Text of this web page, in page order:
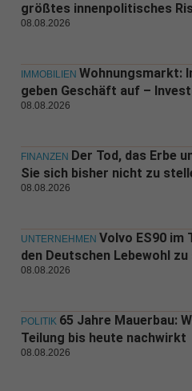
größtes innenpolitisches
08.08.2026
IMMOBILIEN Wohnungsmarkt:
geben Geschäft auf –
08.08.2026
FINANZEN Der Tod, das Erbe
Sie sich bisher nicht zu
08.08.2026
UNTERNEHMEN Volvo ES90 im
den Deutschen Lebewohl zu
08.08.2026
POLITIK 65 Jahre Mauerbau:
Teilung bis heute nachwirkt
08.08.2026